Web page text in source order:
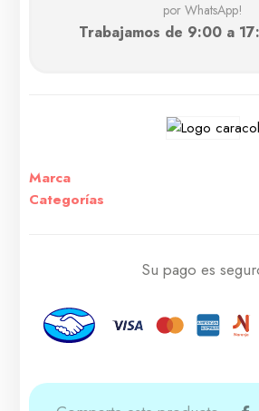
por WhatsApp!
Trabajamos de 9:00 a
Marca
Categorías
Su pago es